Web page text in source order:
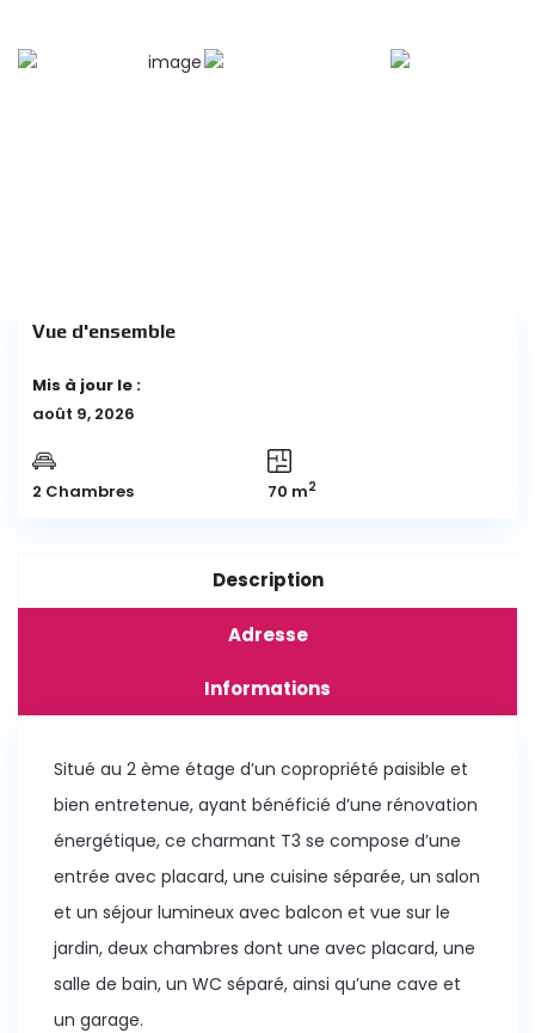
Vue d'ensemble
Mis à jour le :
août 9, 2026
2 Chambres 70 m2
Description
Adresse
Informations
Situé au 2 ème étage d’un copropriété paisible et
bien entretenue, ayant bénéficié d’une rénovation
énergétique, ce charmant T3 se compose d’une
entrée avec placard, une cuisine séparée, un salon
et un séjour lumineux avec balcon et vue sur le
jardin, deux chambres dont une avec placard, une
salle de bain, un WC séparé, ainsi qu’une cave et
un garage.